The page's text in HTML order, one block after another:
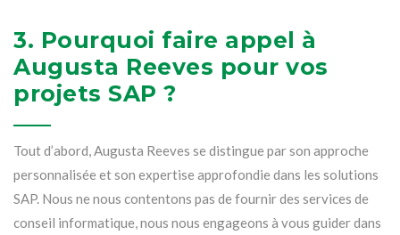
3. Pourquoi faire appel à
Augusta Reeves pour vos
projets SAP ?
Tout d’abord, Augusta Reeves se distingue par son approche
personnalisée et son expertise approfondie dans les solutions
SAP. Nous ne nous contentons pas de fournir des services de
conseil informatique, nous nous engageons à vous guider dans